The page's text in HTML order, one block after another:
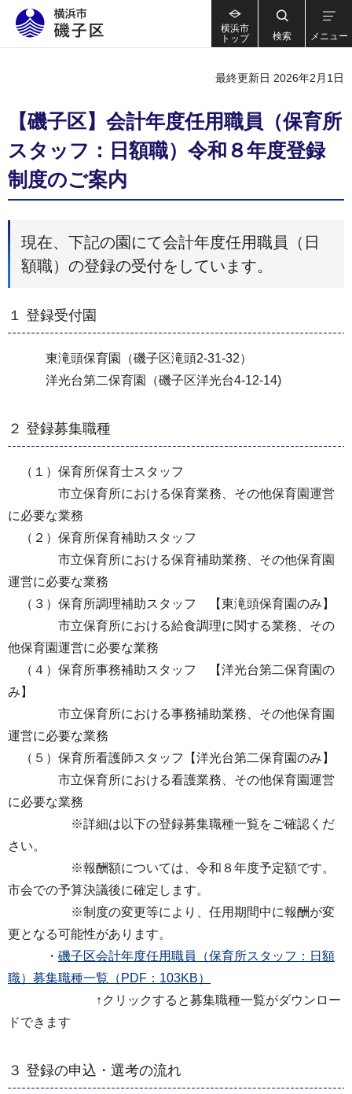
横浜市
トップ
検索 メニュー
最終更新日 2026年2月1日
【磯子区】会計年度任用職員（保育所
スタッフ：日額職）令和８年度登録
制度のご案内
現在、下記の園にて会計年度任用職員（日
額職）の登録の受付をしています。
１ 登録受付園
東滝頭保育園（磯子区滝頭2-31-32）
洋光台第二保育園（磯子区洋光台4-12-14)
２ 登録募集職種
（１）保育所保育士スタッフ
市立保育所における保育業務、その他保育園運営
に必要な業務
（２）保育所保育補助スタッフ
市立保育所における保育補助業務、その他保育園
運営に必要な業務
（３）保育所調理補助スタッフ 【東滝頭保育園のみ】
市立保育所における給食調理に関する業務、その
他保育園運営に必要な業務
（４）保育所事務補助スタッフ 【洋光台第二保育園の
み】
市立保育所における事務補助業務、その他保育園
運営に必要な業務
（５）保育所看護師スタッフ【洋光台第二保育園のみ】
市立保育所における看護業務、その他保育園運営
に必要な業務
※詳細は以下の登録募集職種一覧をご確認くだ
さい。
※報酬額については、令和８年度予定額です。
市会での予算決議後に確定します。
※制度の変更等により、任用期間中に報酬が変
更となる可能性があります。
・ 磯子区会計年度任用職員（保育所スタッフ：日額
職）募集職種一覧（PDF：103KB）
↑クリックすると募集職種一覧がダウンロー
ドできます
３ 登録の申込・選考の流れ